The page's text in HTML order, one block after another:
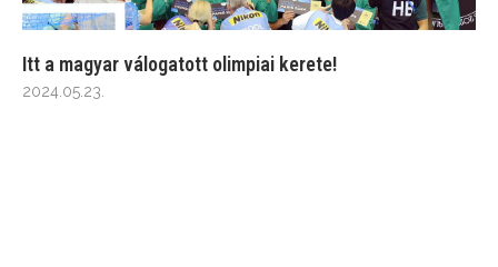
Itt a magyar válogatott olimpiai kerete!
2024.05.23.